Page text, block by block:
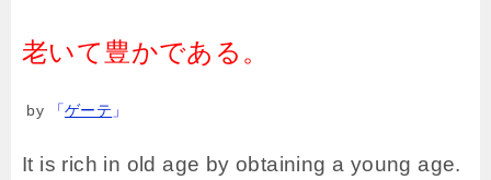
老いて豊かである。
by 「ゲーテ 」
It is rich in old age by obtaining a young age.